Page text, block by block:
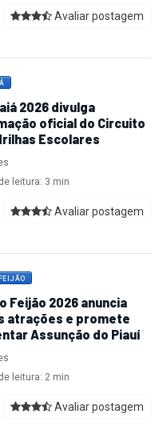
Avaliar postagem
2026 divulga
oficial do Circuito
Escolares
leitura: 3 min
Avaliar postagem
Feijão 2026 anuncia
atrações e promete
Assunção do Piauí
leitura: 2 min
Avaliar postagem